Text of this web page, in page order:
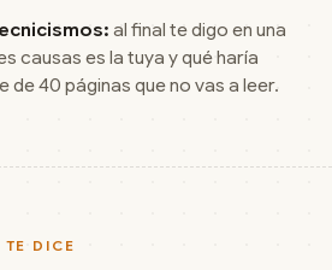
al final te digo en una
causas es la tuya y qué haría
de 40 páginas que no vas a leer.
DICE